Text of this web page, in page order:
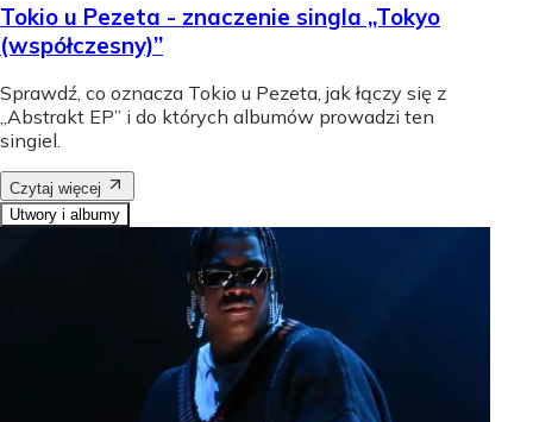
Tokio u Pezeta - znaczenie singla „Tokyo
(współczesny)”
Sprawdź, co oznacza Tokio u Pezeta, jak łączy się z
„Abstrakt EP” i do których albumów prowadzi ten
singiel.
Czytaj więcej
Utwory i albumy